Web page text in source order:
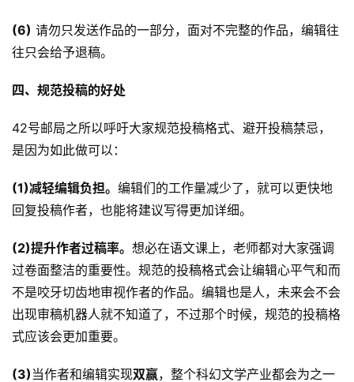
(6) 请勿只发送作品的一部分，面对不完整的作品，编辑往
往只会给予退稿。
四、 规范投稿的好处
42号邮局之所以呼吁大家规范投稿格式、避开投稿禁忌，
是因为如此做可以：
(1)减轻编辑负担。 编辑们的工作量减少了，就可以更快地
回复投稿作者，也能将建议写得更加详细。
(2)提升作者过稿率。 想必在语文课上，老师都对大家强调
过卷面整洁的重要性。规范的投稿格式会让编辑心平气和而
不是咬牙切齿地审视作者的作品。编辑也是人，未来会不会
出现审稿机器人就不知道了，不过那个时候，规范的投稿格
式应该会更加重要。
(3) 当作者和编辑实现双赢，整个科幻文学产业都会为之一